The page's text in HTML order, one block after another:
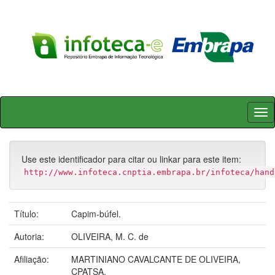
Skip
Use este identificador para citar ou linkar para este item:
http://www.infoteca.cnptia.embrapa.br/infoteca/
Título:
Capim-búfel.
Autoria:
OLIVEIRA, M. C. de
Afiliação:
MARTINIANO CAVALCANTE DE OLIVEIRA,
CPATSA.